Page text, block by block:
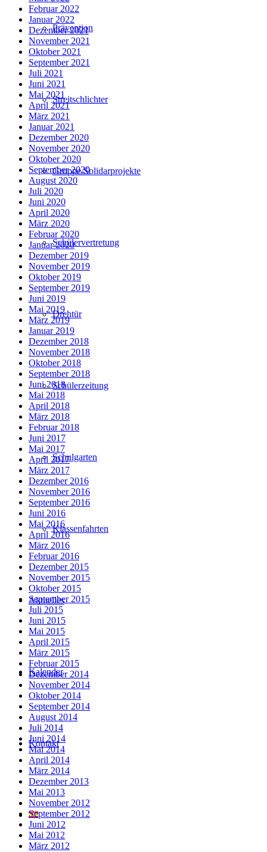
Prävention
Streitschlichter
Gruppe Solidarprojekte
Schülervertretung
Drehtür
Schülerzeitung
Schulgarten
Klassenfahrten
Aktuelles
Kalender
Kontakt
Februar 2022
Januar 2022
Dezember 2021
November 2021
Oktober 2021
September 2021
Juli 2021
Juni 2021
Mai 2021
April 2021
März 2021
Januar 2021
Dezember 2020
November 2020
Oktober 2020
September 2020
August 2020
Juli 2020
Juni 2020
April 2020
März 2020
Februar 2020
Januar 2020
Dezember 2019
November 2019
Oktober 2019
September 2019
Juni 2019
Mai 2019
März 2019
Januar 2019
Dezember 2018
November 2018
Oktober 2018
September 2018
Juni 2018
Mai 2018
April 2018
März 2018
Februar 2018
Juni 2017
Mai 2017
April 2017
März 2017
Dezember 2016
November 2016
September 2016
Juni 2016
Mai 2016
April 2016
März 2016
Februar 2016
Dezember 2015
November 2015
Oktober 2015
September 2015
Juli 2015
Juni 2015
Mai 2015
April 2015
März 2015
Februar 2015
Dezember 2014
November 2014
Oktober 2014
September 2014
August 2014
Juli 2014
Juni 2014
Mai 2014
April 2014
März 2014
Dezember 2013
Mai 2013
November 2012
September 2012
Juni 2012
Mai 2012
März 2012